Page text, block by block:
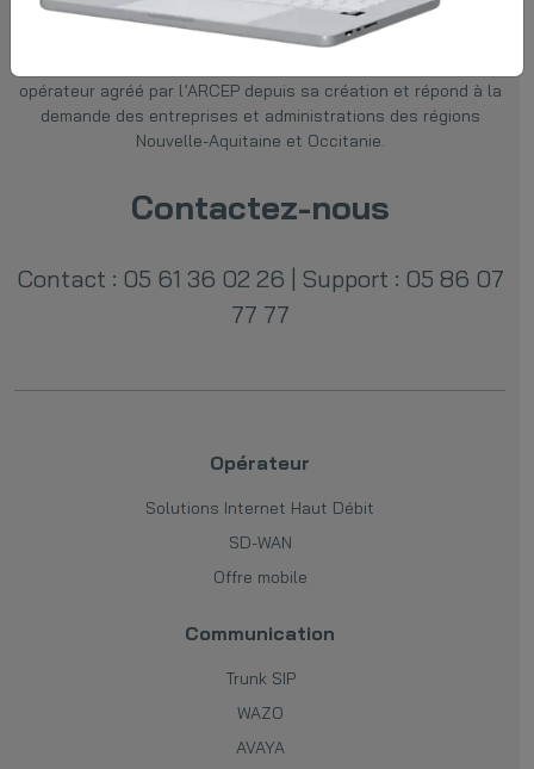
propose des offres hébergeur, opérateur et télécom.
opérateur agréé par l’ARCEP depuis sa création et répond à la
demande des entreprises et administrations des régions
Nouvelle-Aquitaine et Occitanie.
Contactez-nous
Contact : 05 61 36 02 26 | Support : 05 86 07
77 77
Opérateur
Solutions Internet Haut Débit
SD-WAN
Offre mobile
Communication
Trunk SIP
WAZO
AVAYA